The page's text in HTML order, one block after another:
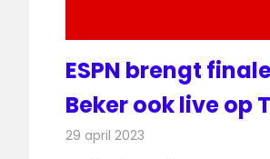
ESPN brengt
Beker ook live op
29 april 2023